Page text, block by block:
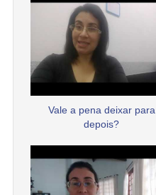
Vale a pena deixar para
depois?